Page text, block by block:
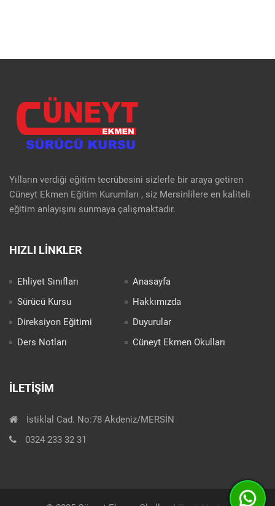
Yılların verdiği eğitim tecrübesini sizlerle bir araya getiren
Cüneyt Ekmen Eğitim Kurumları , siz Mersinlilere en kaliteli
eğitim anlayışını sunmaya çalışmaktadır.
HIZLI LINKLER
Ehliyet Sınıfları
Sürücü Kursu
Direksiyon Eğitimi
Ders Notları
Anasayfa
Hakkımızda
Duyurular
Cüneyt Ekmen Okulları
İLETIŞIM
İstiklal Cad. No:78 Akdeniz/MERSİN
0324 233 32 31